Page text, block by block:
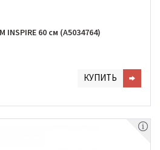
INSPIRE 60 см (A5034764)
КУПИТЬ